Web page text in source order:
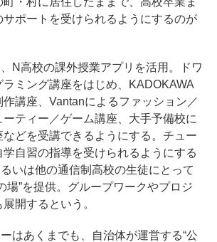
ポートを受けられるようにするのが
N高校の課外授業アプリを活用。ドワ
ラミング講座をはじめ、KADOKAWA
講座、Vantanによるファッション／
ティー／ゲーム講座、大手予備校に
などを受講できるようにする。チュー
学自習の指導を受けられるようにする
いは他の通信制高校の生徒にとって
場”を提供。グループワークやプロジ
開するという。
はあくまでも、自治体が運営する“公